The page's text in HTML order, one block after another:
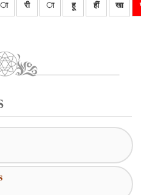
ा री ा हू हीं खा